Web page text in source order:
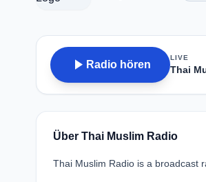
play_arrow Radio hören
LIVE
Thai
Über Thai Muslim Radio
Thai Muslim Radio is a broadcast